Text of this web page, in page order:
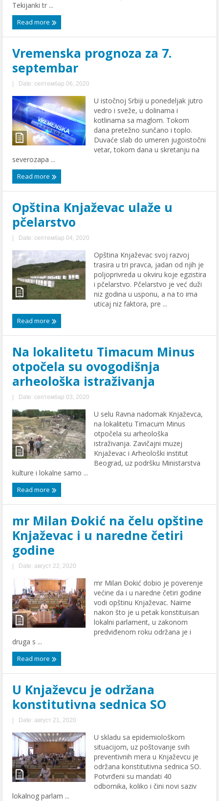
Tekijanki tr ...
Read more
Vremenska prognoza za 7.
septembar
| Date: септембар 06, 2020
U istočnoj Srbiji u ponedeljak jutro
vedro i sveže, u dolinama i
kotlinama sa maglom. Tokom
dana pretežno sunčano i toplo.
Duvaće slab do umeren jugoistočni
vetar, tokom dana u skretanju na
severozapa ...
Read more
Opština Knjaževac ulaže u
pčelarstvo
| Date: септембар 04, 2020
Opština Knjaževac svoj razvoj
trasira u tri pravca, jadan od njih je
poljoprivreda u okviru koje egzistira
i pčelarstvo. Pčelarstvo je već duži
niz godina u usponu, a na to ima
uticaj niz faktora, pre ...
Read more
Na lokalitetu Timacum Minus
otpočela su ovogodišnja
arheološka istraživanja
| Date: септембар 03, 2020
U selu Ravna nadomak Knjaževca,
na lokalitetu Timacum Minus
otpočela su arheološka
istraživanja. Zavičajni muzej
Knjaževac i Arheološki institut
Beograd, uz podršku Ministarstva
kulture i lokalne samo ...
Read more
mr Milan Đokić na čelu opštine
Knjaževac i u naredne četiri
godine
| Date: август 22, 2020
mr Milan Đokić dobio je poverenje
većine da i u naredne četiri godine
vodi opštinu Knjaževac. Naime
nakon što je u petak konstituisan
lokalni parlament, u zakonom
predviđenom roku održana je i
druga s ...
Read more
U Knjaževcu je održana
konstitutivna sednica SO
| Date: август 21, 2020
U skladu sa epidemiološkom
situacijom, uz poštovanje svih
preventivnih mera u Knjaževcu je
održana konstitutivna sednica SO.
Potvrđeni su mandati 40
odbornika, koliko i čini novi saziv
lokalnog parlam ...